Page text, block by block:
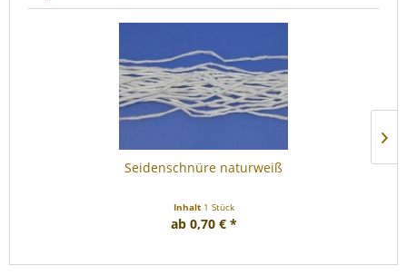
Seidenschnüre naturweiß
Inhalt 1 Stück
ab 0,70 € *